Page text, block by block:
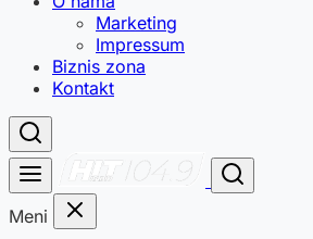
Marketing
Impressum
Biznis zona
Kontakt
Meni